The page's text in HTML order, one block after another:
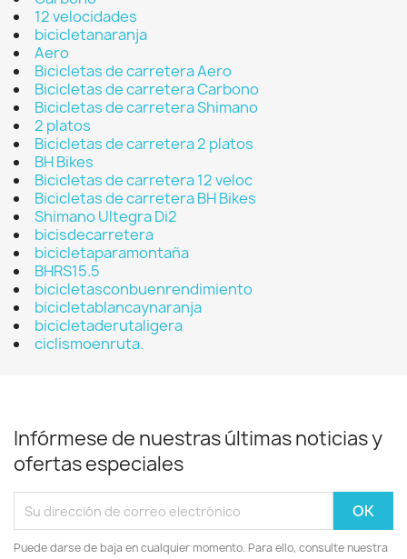
12 velocidades
bicicletanaranja
Aero
Bicicletas de carretera Aero
Bicicletas de carretera Carbono
Bicicletas de carretera Shimano
2 platos
Bicicletas de carretera 2 platos
BH Bikes
Bicicletas de carretera 12 veloc
Bicicletas de carretera BH Bikes
Shimano Ultegra Di2
bicisdecarretera
bicicletaparamontaña
BHRS15.5
bicicletasconbuenrendimiento
bicicletablancaynaranja
bicicletaderutaligera
ciclismoenruta.
Infórmese de nuestras últimas noticias y
ofertas especiales
Puede darse de baja en cualquier momento. Para ello, consulte nuestra